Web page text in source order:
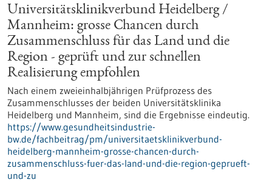
Universitätsklinikverbund Heidelberg /
Mannheim: grosse Chancen durch
Zusammenschluss für das Land und die
Region - geprüft und zur schnellen
Realisierung empfohlen
Nach einem zweieinhalbjährigen Prüfprozess des
Zusammenschlusses der beiden Universitätsklinika
Heidelberg und Mannheim, sind die Ergebnisse eindeutig.
https://www.gesundheitsindustrie-
bw.de/fachbeitrag/pm/universitaetsklinikverbund-
heidelberg-mannheim-grosse-chancen-durch-
zusammenschluss-fuer-das-land-und-die-region-geprueft-
und-zu